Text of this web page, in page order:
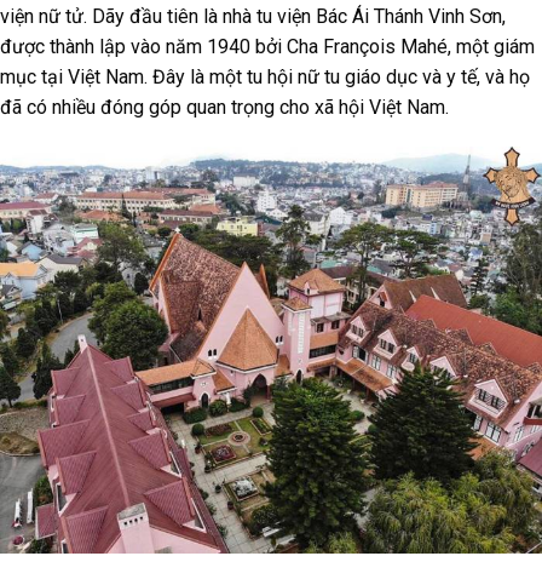
viện nữ tử. Dãy đầu tiên là nhà tu viện Bác Ái Thánh Vinh Sơn,
được thành lập vào năm 1940 bởi Cha François Mahé, một giám
mục tại Việt Nam. Đây là một tu hội nữ tu giáo dục và y tế, và họ
đã có nhiều đóng góp quan trọng cho xã hội Việt Nam.